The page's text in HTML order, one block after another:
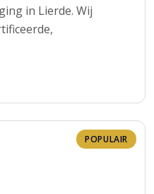
in Lierde. Wij
POPULAIR